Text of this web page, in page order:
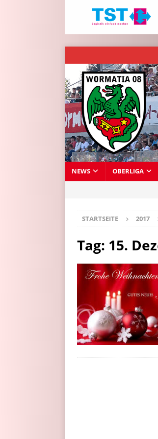
NEWS OBERLIGA
STARTSEITE 2017
Tag: 15.